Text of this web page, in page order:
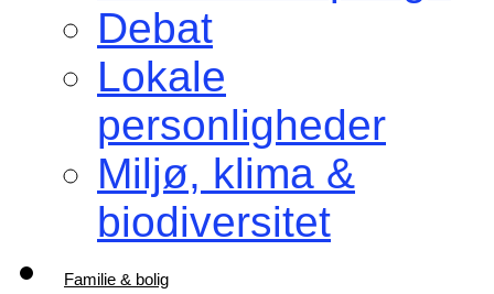
Debat
Lokale
personligheder
Miljø, klima &
biodiversitet
Familie & bolig